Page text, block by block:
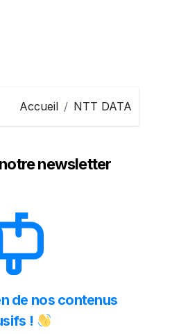
Accueil NTT DATA
newsletter
de nos contenus
!